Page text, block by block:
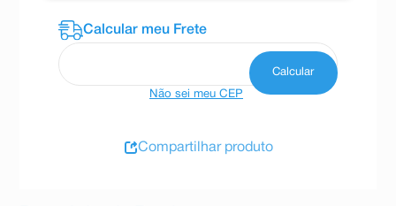
Não sei meu CEP
Compartilhar produto